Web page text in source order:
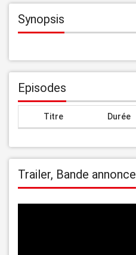
Synopsis
Episodes
Titre Durée
Trailer, Bande annonce